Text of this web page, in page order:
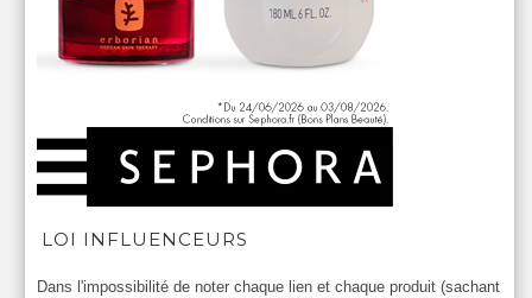
LOI INFLUENCEURS
Dans l'impossibilité de noter chaque lien et chaque produit (sachant